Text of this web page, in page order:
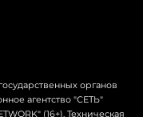
органов
агентство "СЕТЬ"
(16+). Техническая